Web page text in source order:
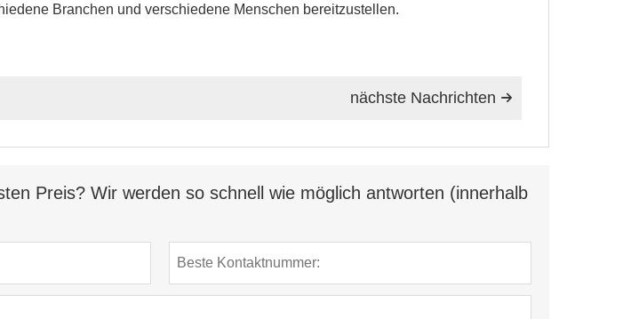
Branchen und verschiedene Menschen bereitzustellen.

nächste Nachrichten
Preis? Wir werden so schnell wie möglich antworten (innerhalb